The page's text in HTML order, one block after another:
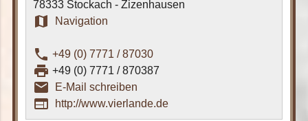
78333 Stockach - Zizenhausen
map Navigation
phone +49 (0) 7771 / 87030
print +49 (0) 7771 / 870387
email_outline
E-Mail schreiben
web http://www.vierlande.de